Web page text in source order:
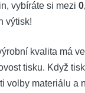
vybíráte si mezi
výtisk!
kvalita ​má
tisku. Když​
volby materiálu a